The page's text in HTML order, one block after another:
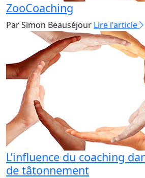
ZooCoaching
Par Simon Beauséjour Lire l'article
L’influence du coaching
de tâtonnement